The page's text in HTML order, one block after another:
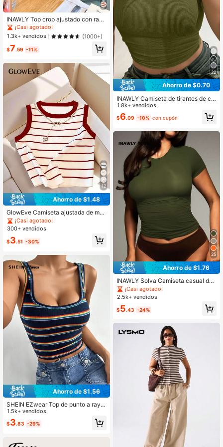
INAWLY Top crop ajustado con raya
s y cuello redondo, camisetas gráfic
as para mujeres
¡Casi agotado!
1.3k+ vendidos
(1000+)
$7.59 -11%
12
Ahorro de $1.48
GlowEve Camiseta ajustada de muj
er con cuello redondo y ribete a ray
as, para verano
¡Casi agotado!
300+ vendidos
$3.51 -30%
Ahorro de $1.56
SHEIN EZwear Top de punto a raya
s colorido para mujer
1.5k+ vendidos
$3.83 -29%
22
Ahorro de $0.70
INAWLY Camiseta de tirantes de col
or liso para mujer, de moda para el v
erano
1.8k+ vendidos
$6.09 -10% con cupón
25
Ahorro de $1.76
INAWLY Solva Camiseta casual de
manga corta, cuello redondo y ajust
ada de unicolor para mujer, de vera
¡Casi agotado!
2.5k+ vendidos
$5.43 -24%